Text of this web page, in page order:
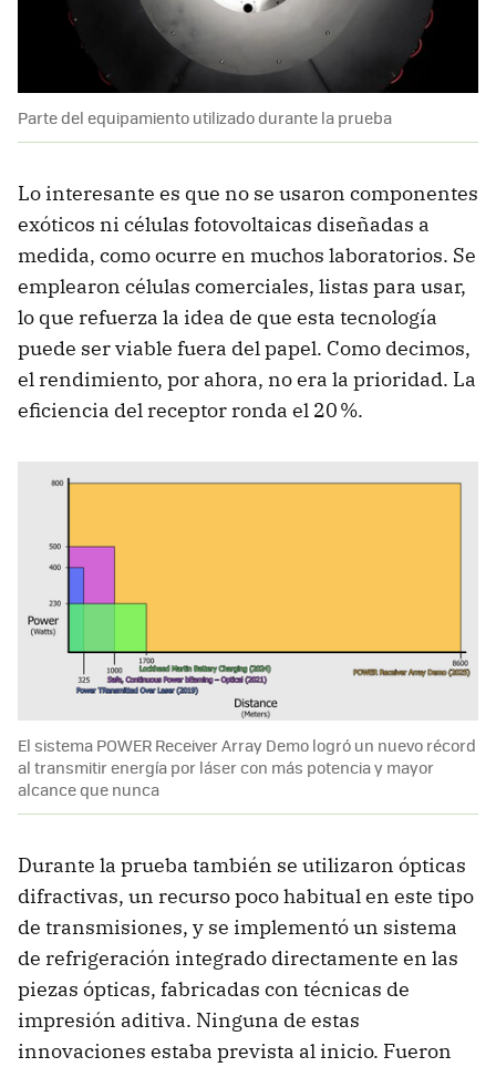
Parte del equipamiento utilizado durante la prueba
Lo interesante es que no se usaron componentes
exóticos ni células fotovoltaicas diseñadas a
medida, como ocurre en muchos laboratorios. Se
emplearon células comerciales, listas para usar,
lo que refuerza la idea de que esta tecnología
puede ser viable fuera del papel. Como decimos,
el rendimiento, por ahora, no era la prioridad. La
eficiencia del receptor ronda el 20 %.
El sistema POWER Receiver Array Demo logró un nuevo récord
al transmitir energía por láser con más potencia y mayor
alcance que nunca
Durante la prueba también se utilizaron ópticas
difractivas, un recurso poco habitual en este tipo
de transmisiones, y se implementó un sistema
de refrigeración integrado directamente en las
piezas ópticas, fabricadas con técnicas de
impresión aditiva. Ninguna de estas
innovaciones estaba prevista al inicio. Fueron